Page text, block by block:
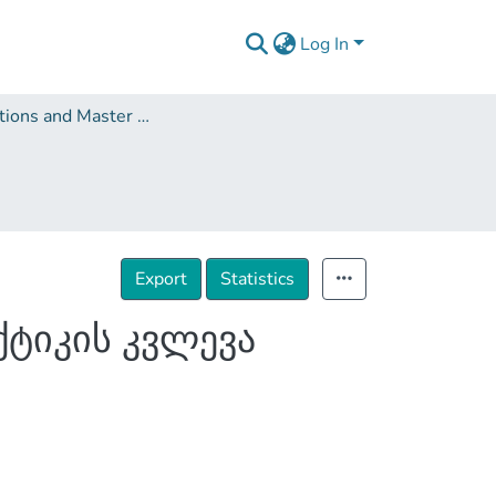
Log In
Dissertations and Master Theses
Export Statistics
კვლევა